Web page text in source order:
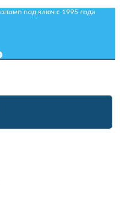
под ключ с 1995 года